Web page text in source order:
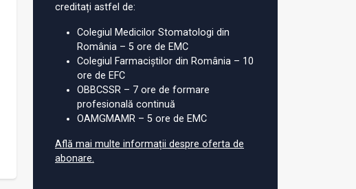
creditați astfel de:
Colegiul Medicilor Stomatologi din
România – 5 ore de EMC
Colegiul Farmaciștilor din România – 10
ore de EFC
OBBCSSR – 7 ore de formare
profesională continuă
OAMGMAMR – 5 ore de EMC
Află mai multe informații despre oferta de
abonare.